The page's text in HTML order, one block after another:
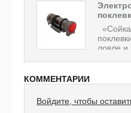
ловле и
КОММЕНТАРИИ
Войдите, чтобы